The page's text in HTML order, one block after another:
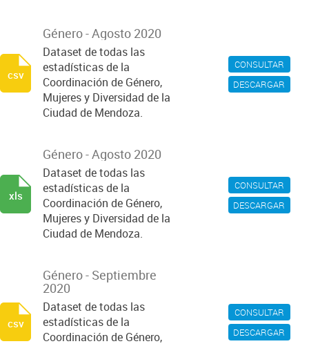
CONSULTAR
DESCARGAR
Género - Agosto 2020
Dataset de todas las
estadísticas de la
Coordinación de Género,
Mujeres y Diversidad de la
Ciudad de Mendoza.
csv
CONSULTAR
DESCARGAR
Género - Agosto 2020
Dataset de todas las
estadísticas de la
Coordinación de Género,
Mujeres y Diversidad de la
Ciudad de Mendoza.
xls
CONSULTAR
DESCARGAR
Género - Septiembre
2020
Dataset de todas las
estadísticas de la
Coordinación de Género,
csv